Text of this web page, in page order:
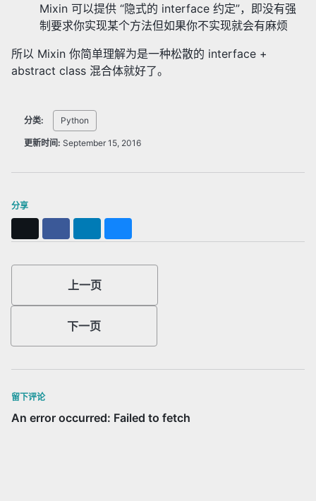
Mixin 可以提供 “隐式的 interface 约定”，即没有强
制要求你实现某个方法但如果你不实现就会有麻烦
所以 Mixin 你简单理解为是一种松散的 interface +
abstract class 混合体就好了。
分类: Python
更新时间: September 15, 2016
分享
上一页
下一页
留下评论